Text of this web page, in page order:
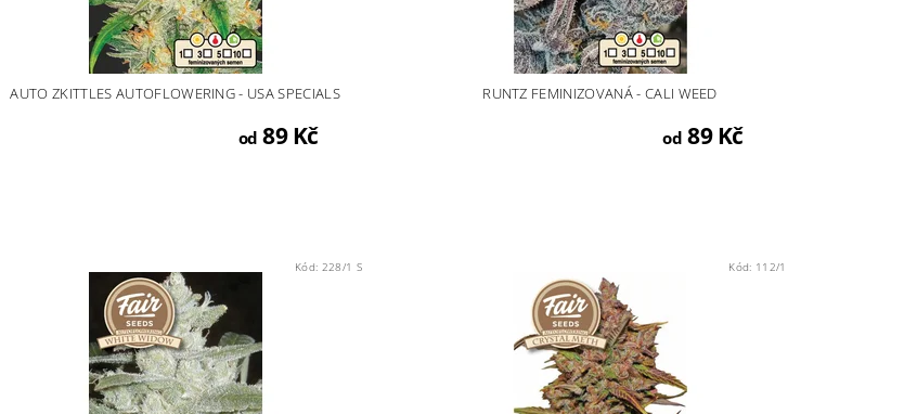
AUTO ZKITTLES AUTOFLOWERING - USA SPECIALS
od 89 Kč
RUNTZ FEMINIZOVANÁ - CALI WEED
od 89 Kč
Kód: 228/1 S Kód: 112/1